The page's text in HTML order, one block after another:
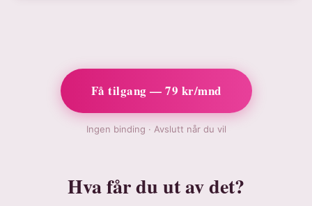
Få tilgang — 79 kr/mnd
Ingen binding · Avslutt når du vil
Hva får du ut av det?